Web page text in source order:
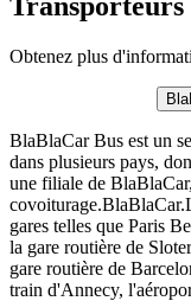
Obtenez plus
BlaBlaCar Bus est un
dans plusieurs pays,
une filiale de
gares telles que Paris
la gare routière de
gare routière de
train d'Annecy,